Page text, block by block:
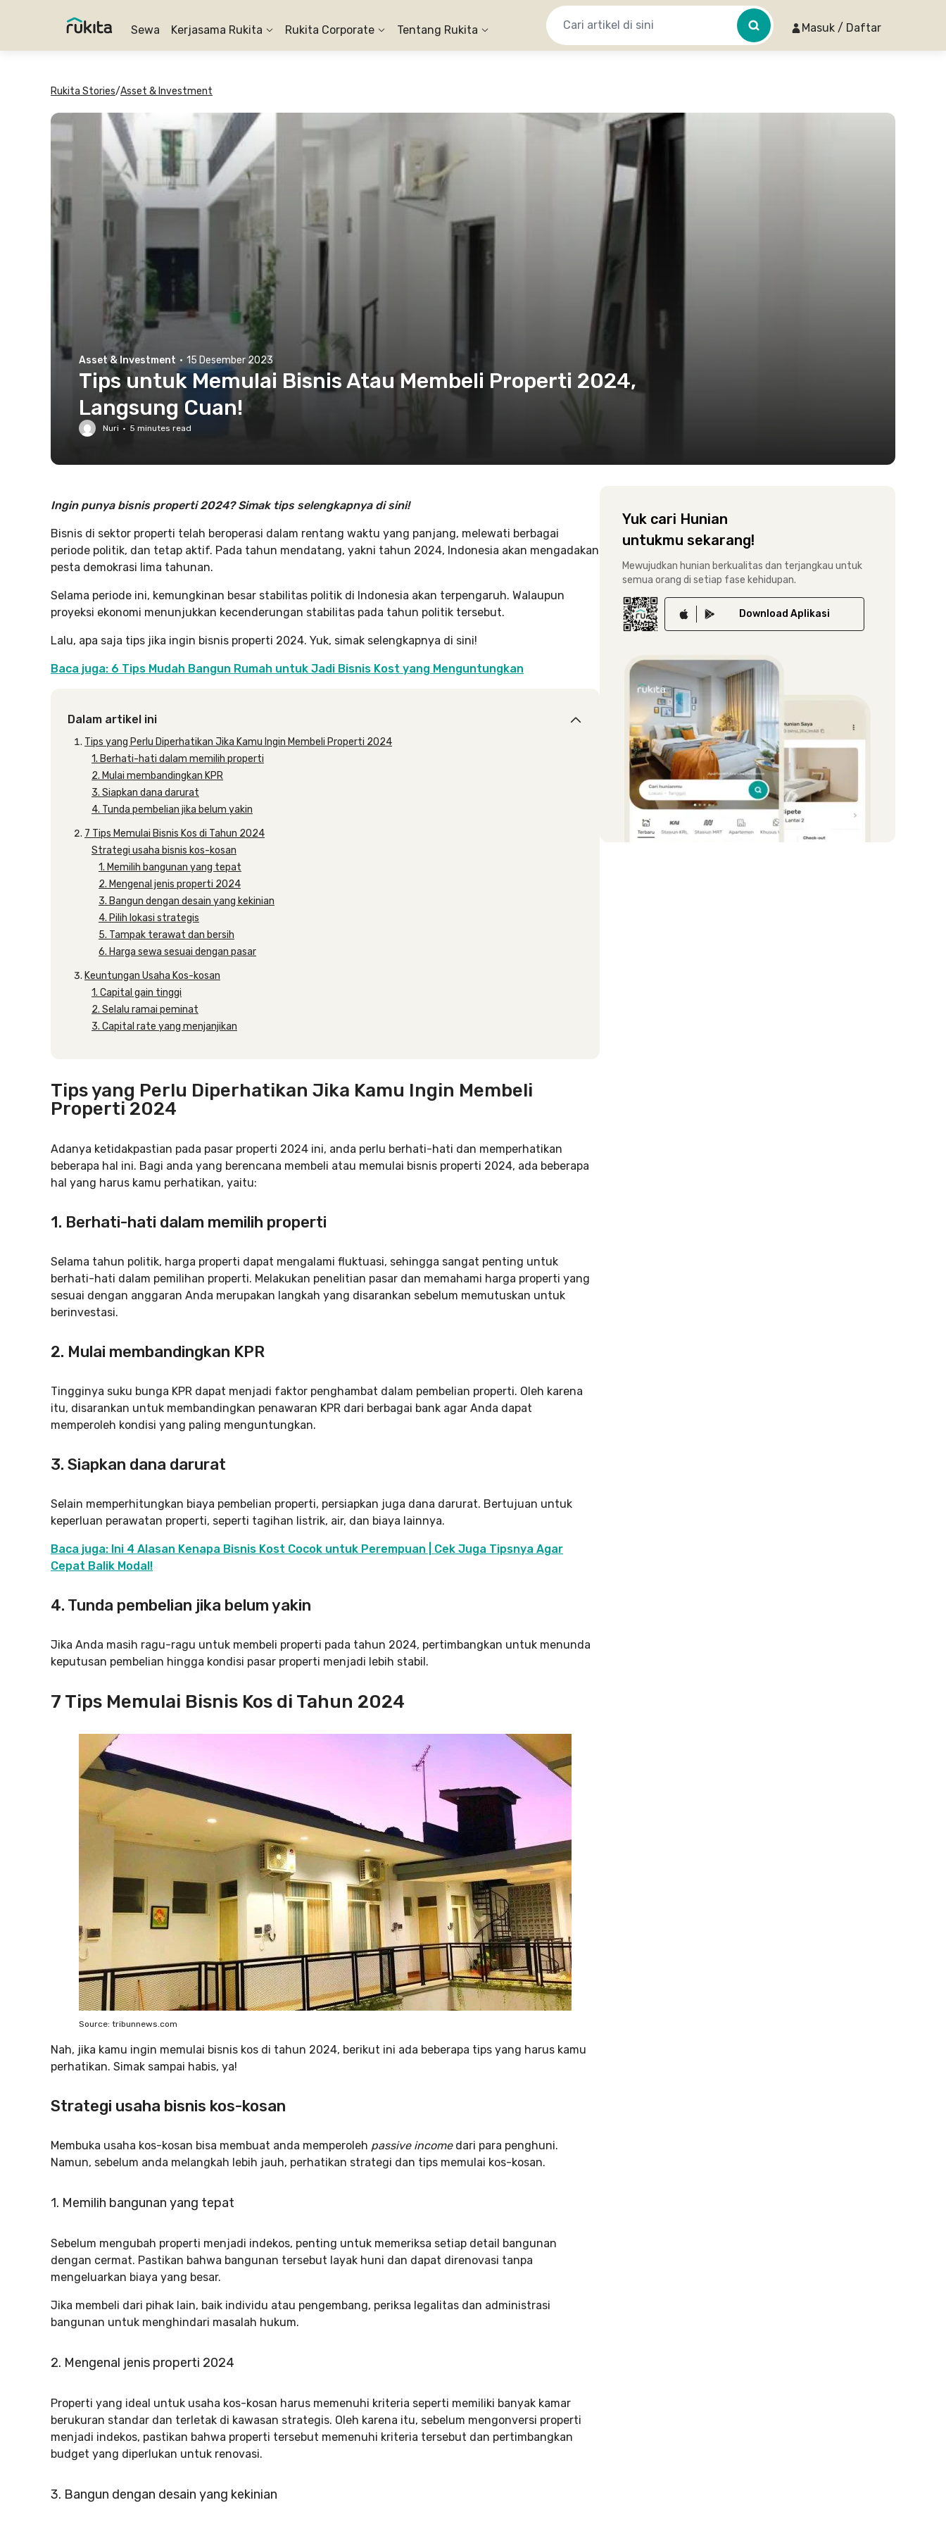
Sewa Kerjasama Rukita Rukita Corporate Tentang Rukita Masuk / Daftar
Rukita Stories/Asset & Investment
Asset & Investment · 15 Desember 2023
Tips untuk Memulai Bisnis Atau Membeli Properti 2024,
Langsung Cuan!
Nuri · 5 minutes read
Ingin punya bisnis properti 2024? Simak tips selengkapnya di sini!
Bisnis di sektor properti telah beroperasi dalam rentang waktu yang panjang, melewati berbagai
periode politik, dan tetap aktif. Pada tahun mendatang, yakni tahun 2024, Indonesia akan mengadakan
pesta demokrasi lima tahunan.
Selama periode ini, kemungkinan besar stabilitas politik di Indonesia akan terpengaruh. Walaupun
proyeksi ekonomi menunjukkan kecenderungan stabilitas pada tahun politik tersebut.
Lalu, apa saja tips jika ingin bisnis properti 2024. Yuk, simak selengkapnya di sini!
Baca juga: 6 Tips Mudah Bangun Rumah untuk Jadi Bisnis Kost yang Menguntungkan
Dalam artikel ini
Tips yang Perlu Diperhatikan Jika Kamu Ingin Membeli Properti 2024
1. Berhati-hati dalam memilih properti
2. Mulai membandingkan KPR
3. Siapkan dana darurat
4. Tunda pembelian jika belum yakin
7 Tips Memulai Bisnis Kos di Tahun 2024
Strategi usaha bisnis kos-kosan
1. Memilih bangunan yang tepat
2. Mengenal jenis properti 2024
3. Bangun dengan desain yang kekinian
4. Pilih lokasi strategis
5. Tampak terawat dan bersih
6. Harga sewa sesuai dengan pasar
Keuntungan Usaha Kos-kosan
1. Capital gain tinggi
2. Selalu ramai peminat
3. Capital rate yang menjanjikan
Tips yang Perlu Diperhatikan Jika Kamu Ingin Membeli
Properti 2024
Adanya ketidakpastian pada pasar properti 2024 ini, anda perlu berhati-hati dan memperhatikan
beberapa hal ini. Bagi anda yang berencana membeli atau memulai bisnis properti 2024, ada beberapa
hal yang harus kamu perhatikan, yaitu:
1. Berhati-hati dalam memilih properti
Selama tahun politik, harga properti dapat mengalami fluktuasi, sehingga sangat penting untuk
berhati-hati dalam pemilihan properti. Melakukan penelitian pasar dan memahami harga properti yang
sesuai dengan anggaran Anda merupakan langkah yang disarankan sebelum memutuskan untuk
berinvestasi.
2. Mulai membandingkan KPR
Tingginya suku bunga KPR dapat menjadi faktor penghambat dalam pembelian properti. Oleh karena
itu, disarankan untuk membandingkan penawaran KPR dari berbagai bank agar Anda dapat
memperoleh kondisi yang paling menguntungkan.
3. Siapkan dana darurat
Selain memperhitungkan biaya pembelian properti, persiapkan juga dana darurat. Bertujuan untuk
keperluan perawatan properti, seperti tagihan listrik, air, dan biaya lainnya.
Baca juga: Ini 4 Alasan Kenapa Bisnis Kost Cocok untuk Perempuan | Cek Juga Tipsnya Agar
Cepat Balik Modal!
4. Tunda pembelian jika belum yakin
Jika Anda masih ragu-ragu untuk membeli properti pada tahun 2024, pertimbangkan untuk menunda
keputusan pembelian hingga kondisi pasar properti menjadi lebih stabil.
7 Tips Memulai Bisnis Kos di Tahun 2024
Source: tribunnews.com
Nah, jika kamu ingin memulai bisnis kos di tahun 2024, berikut ini ada beberapa tips yang harus kamu
perhatikan. Simak sampai habis, ya!
Strategi usaha bisnis kos-kosan
Membuka usaha kos-kosan bisa membuat anda memperoleh passive incomedari para penghuni.
Namun, sebelum anda melangkah lebih jauh, perhatikan strategi dan tips memulai kos-kosan.
1. Memilih bangunan yang tepat
Sebelum mengubah properti menjadi indekos, penting untuk memeriksa setiap detail bangunan
dengan cermat. Pastikan bahwa bangunan tersebut layak huni dan dapat direnovasi tanpa
mengeluarkan biaya yang besar.
Jika membeli dari pihak lain, baik individu atau pengembang, periksa legalitas dan administrasi
bangunan untuk menghindari masalah hukum.
2. Mengenal jenis properti 2024
Properti yang ideal untuk usaha kos-kosan harus memenuhi kriteria seperti memiliki banyak kamar
berukuran standar dan terletak di kawasan strategis. Oleh karena itu, sebelum mengonversi properti
menjadi indekos, pastikan bahwa properti tersebut memenuhi kriteria tersebut dan pertimbangkan
budget yang diperlukan untuk renovasi.
3. Bangun dengan desain yang kekinian
Yuk cari Hunian
untukmu sekarang!
Mewujudkan hunian berkualitas dan terjangkau untuk
semua orang di setiap fase kehidupan.
Download Aplikasi